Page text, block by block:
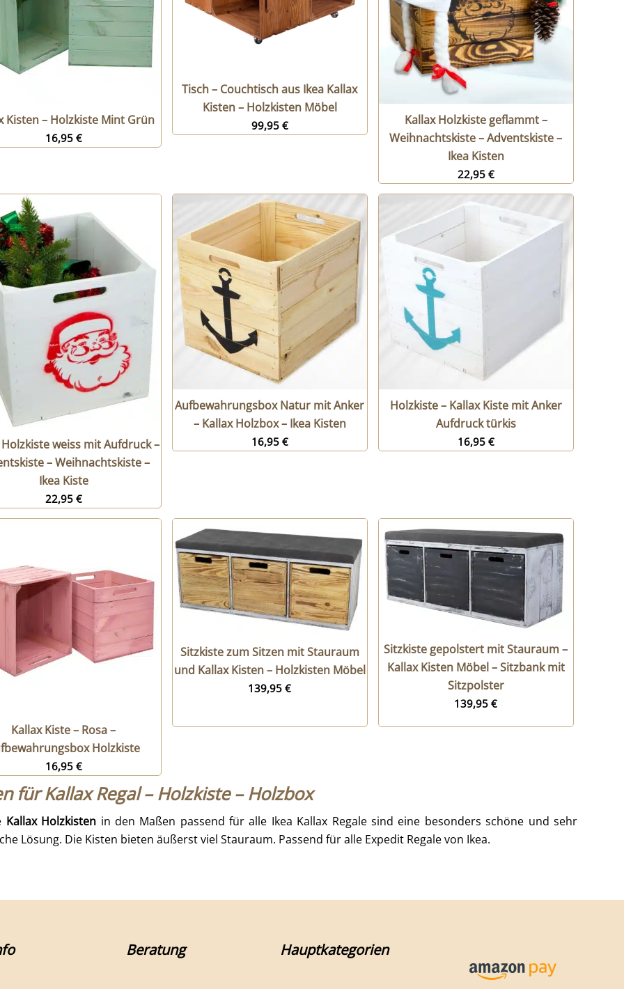
Kisten – Holzkiste Mint Grün
16,95 €
Tisch – Couchtisch aus Ikea Kallax
Kisten – Holzkisten Möbel
99,95 €
Kallax Holzkiste geflammt –
Weihnachtskiste – Adventskiste –
Ikea Kisten
22,95 €
weiss mit Aufdruck –
– Weihnachtskiste –
Ikea Kiste
22,95 €
Aufbewahrungsbox Natur mit Anker
– Kallax Holzbox – Ikea Kisten
16,95 €
Holzkiste – Kallax Kiste mit Anker
Aufdruck türkis
16,95 €
Kallax Kiste – Rosa –
Holzkiste
16,95 €
Sitzkiste zum Sitzen mit Stauraum
und Kallax Kisten – Holzkisten Möbel
139,95€
Sitzkiste gepolstert mit Stauraum –
Kallax Kisten Möbel – Sitzbank mit
Sitzpolster
139,95€
für Kallax Regal – Holzkiste – Holzbox
Kallax Holzkisten in den Maßen passend für alle Ikea Kallax Regale sind eine besonders schöne und sehr
Lösung. Die Kisten bieten äußerst viel Stauraum. Passend für alle Expedit Regale von Ikea.
Beratung Hauptkategorien